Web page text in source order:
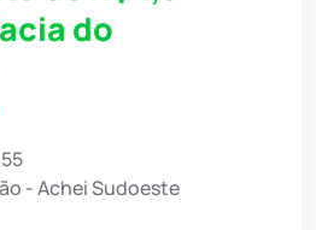
do
- Achei Sudoeste